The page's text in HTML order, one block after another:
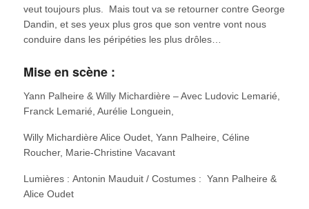
veut toujours plus. Mais tout va se retourner contre George
Dandin, et ses yeux plus gros que son ventre vont nous
conduire dans les péripéties les plus drôles…
Mise en scène :
Yann Palheire & Willy Michardière – Avec Ludovic Lemarié,
Franck Lemarié, Aurélie Longuein,
Willy Michardière Alice Oudet, Yann Palheire, Céline
Roucher, Marie-Christine Vacavant
Lumières : Antonin Mauduit / Costumes : Yann Palheire &
Alice Oudet